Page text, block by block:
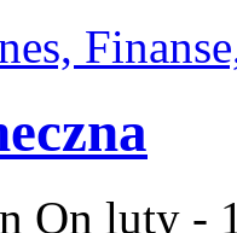
On luty -